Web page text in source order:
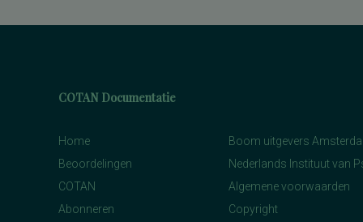
COTAN Documentatie
Home
Beoordelingen
COTAN
Abonneren
Boom uitgevers
Nederlands Instituut van
Algemene voorwaarden
Copyright